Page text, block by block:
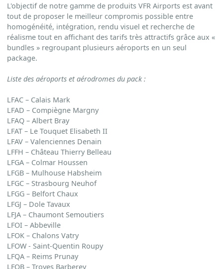
L'objectif de notre gamme de produits VFR Airports est avant
tout de proposer le meilleur compromis possible entre
homogénéité, intégration, rendu visuel et recherche de
réalisme tout en affichant des tarifs très attractifs grâce aux «
bundles » regroupant plusieurs aéroports en un seul
package.
Liste des aéroports et aérodromes du pack:
LFAC – Calais Mark
LFAD – Compiègne Margny
LFAQ – Albert Bray
LFAT – Le Touquet Elisabeth II
LFAV – Valenciennes Denain
LFFH – Château Thierry Belleau
LFGA – Colmar Houssen
LFGB – Mulhouse Habsheim
LFGC – Strasbourg Neuhof
LFGG – Belfort Chaux
LFGJ – Dole Tavaux
LFJA – Chaumont Semoutiers
LFOI – Abbeville
LFOK – Chalons Vatry
LFOW - Saint-Quentin Roupy
LFQA – Reims Prunay
LFQB – Troyes Barberey